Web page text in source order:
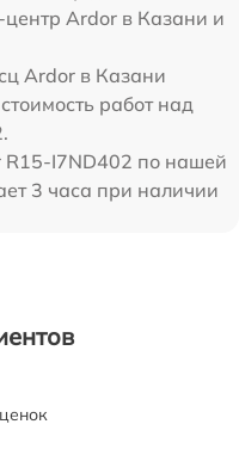
Ardor в Казани и
Ardor в Казани
работ над
R15-I7ND402 по нашей
3 часа при наличии